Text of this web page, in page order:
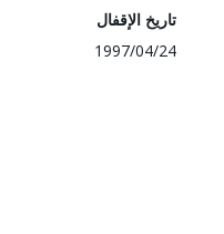
تاريخ الإقفال
1997/04/24